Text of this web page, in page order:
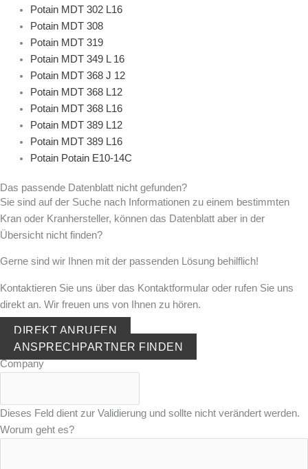
Potain MDT 302 L16
Potain MDT 308
Potain MDT 319
Potain MDT 349 L 16
Potain MDT 368 J 12
Potain MDT 368 L12
Potain MDT 368 L16
Potain MDT 389 L12
Potain MDT 389 L16
Potain Potain E10-14C
Das passende Datenblatt nicht gefunden?
Sie sind auf der Suche nach Informationen zu einem bestimmten
Kran oder Kranhersteller, können das Datenblatt aber in der
Übersicht nicht finden?
Gerne sind wir Ihnen mit der passenden Lösung behilflich!
Kontaktieren Sie uns über das Kontaktformular oder rufen Sie uns
direkt an. Wir freuen uns von Ihnen zu hören.
DIREKT ANRUFEN
ANSPRECHPARTNER FINDEN
Company
Dieses Feld dient zur Validierung und sollte nicht verändert werden.
Worum geht es?